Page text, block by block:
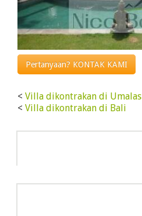
Pertanyaan? KONTAK KAMI
< Villa dikontrakan di Umalas
< Villa dikontrakan di Bali